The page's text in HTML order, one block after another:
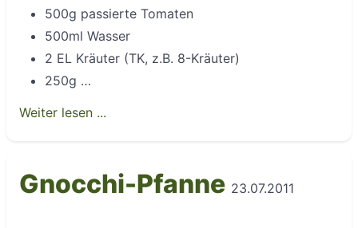
500g passierte Tomaten
500ml Wasser
2 EL Kräuter (TK, z.B. 8-Kräuter)
250g …
Weiter lesen ...
Gnocchi-Pfanne 23.07.2011